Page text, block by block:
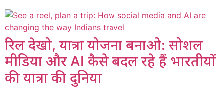
रिल देखो, यात्रा योजना बनाओ: सोशल
मीडिया और AI कैसे बदल रहे हैं भारतीयों
की यात्रा की दुनिया